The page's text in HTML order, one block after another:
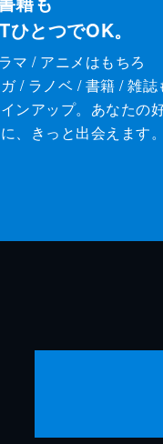
ひとつでOK。
マ / アニメはもちろ
/ ラノベ / 書籍 / 雑誌
ンアップ。あなたの
、きっと出会えます。